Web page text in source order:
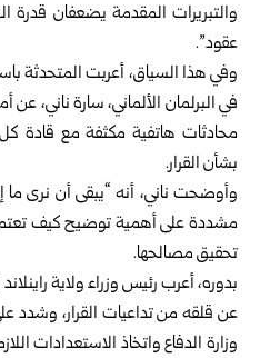
والتبريرات المقدمة يضعفان قدرة
عقود”.
وفي هذا السياق، أعربت المتحدثة
في البرلمان الألماني، سارة ناني،
محادثات هاتفية مكثفة مع قادة
بشأن القرار.
وأوضحت ناني، أنه “يبقى أن نرى ما
مشددة على أهمية توضيح كيف تعتمد
تحقيق مصالحها.
بدوره، أعرب رئيس وزراء ولاية
عن قلقه من تداعيات القرار، وشدد
وزارة الدفاع واتخاذ الاستعدادات